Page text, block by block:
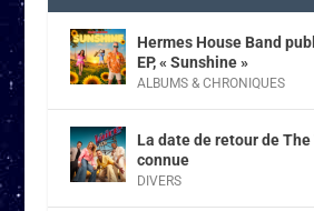
Hermes House Band
EP, « Sunshine »
ALBUMS & CHRONIQUES
La date de retour de
connue
DIVERS